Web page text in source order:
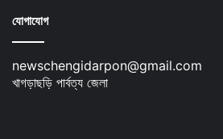
যোগাযোগ
newschengidarpon@gmail.com
খাগড়াছড়ি পার্বত্য জেলা